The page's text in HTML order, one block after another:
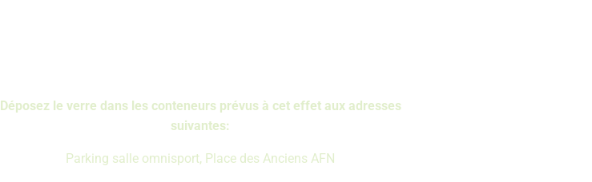
Déposez le verre dans les conteneurs prévus à cet effet aux adresses
suivantes:
Parking salle omnisport, Place des Anciens AFN